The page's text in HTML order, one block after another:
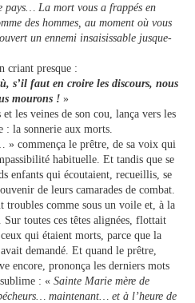
La mort vous a frappés en
des hommes, au moment où vous
un ennemi insaisissable jusque-
criant presque :
s’il faut en croire les discours, nous
mourons ! »
les veines de son cou, lança vers les
: la sonnerie aux morts.
… » commença le prêtre, de sa voix qui
habituelle. Et tandis que se
enfants qui écoutaient, recueillis, se
de leurs camarades de combat.
troubles comme sous un voile et, à la
Sur toutes ces têtes alignées, flottait
qui étaient morts, parce que la
demandé. Et quand le prêtre,
encore, prononça les derniers mots
: « Sainte Marie mère de
maintenant… et à l’heure de